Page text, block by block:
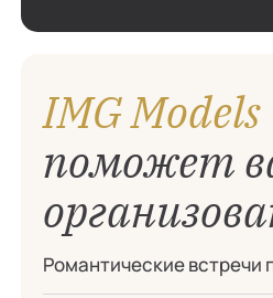
IMG Models
поможет
Романтические встречи